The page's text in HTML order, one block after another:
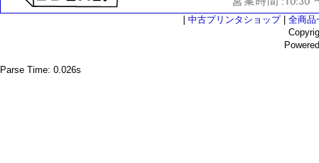
中古プリンタショップ| 全商品
Parse Time: 0.026s